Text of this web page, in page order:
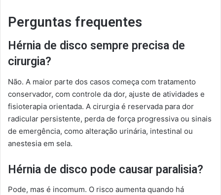
Perguntas frequentes
Hérnia de disco sempre precisa de
cirurgia?
Não. A maior parte dos casos começa com tratamento
conservador, com controle da dor, ajuste de atividades e
fisioterapia orientada. A cirurgia é reservada para dor
radicular persistente, perda de força progressiva ou sinais
de emergência, como alteração urinária, intestinal ou
anestesia em sela.
Hérnia de disco pode causar paralisia?
Pode, mas é incomum. O risco aumenta quando há